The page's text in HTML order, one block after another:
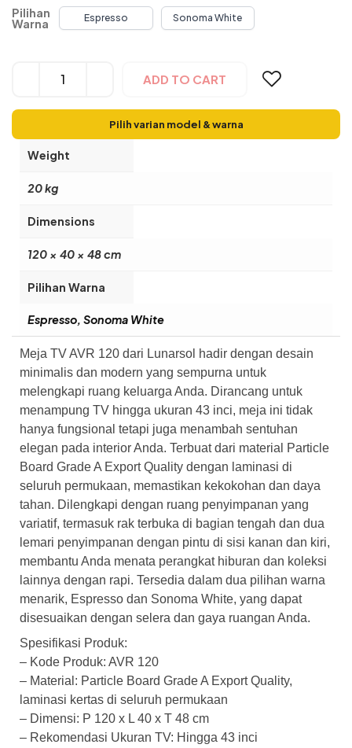
Pilihan
Warna Espresso Sonoma White
ADD TO CART
Alternative:
Pilih varian model & warna
Weight
20 kg
Dimensions
120 × 40 × 48 cm
Pilihan Warna
Espresso, Sonoma White
Meja TV AVR 120 dari Lunarsol hadir dengan desain
minimalis dan modern yang sempurna untuk
melengkapi ruang keluarga Anda. Dirancang untuk
menampung TV hingga ukuran 43 inci, meja ini tidak
hanya fungsional tetapi juga menambah sentuhan
elegan pada interior Anda. Terbuat dari material Particle
Board Grade A Export Quality dengan laminasi di
seluruh permukaan, memastikan kekokohan dan daya
tahan. Dilengkapi dengan ruang penyimpanan yang
variatif, termasuk rak terbuka di bagian tengah dan dua
lemari penyimpanan dengan pintu di sisi kanan dan kiri,
membantu Anda menata perangkat hiburan dan koleksi
lainnya dengan rapi. Tersedia dalam dua pilihan warna
menarik, Espresso dan Sonoma White, yang dapat
disesuaikan dengan selera dan gaya ruangan Anda.
Spesifikasi Produk:
– Kode Produk: AVR 120
– Material: Particle Board Grade A Export Quality,
laminasi kertas di seluruh permukaan
– Dimensi: P 120 x L 40 x T 48 cm
– Rekomendasi Ukuran TV: Hingga 43 inci